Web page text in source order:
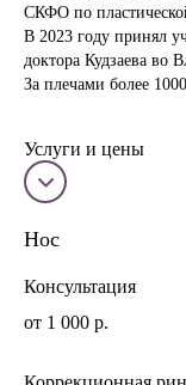
СКФО по
В 2023 году принял
доктора Кудзаева во
За плечами более
Услуги и цены
Нос
Консультация
от 1 000 р.